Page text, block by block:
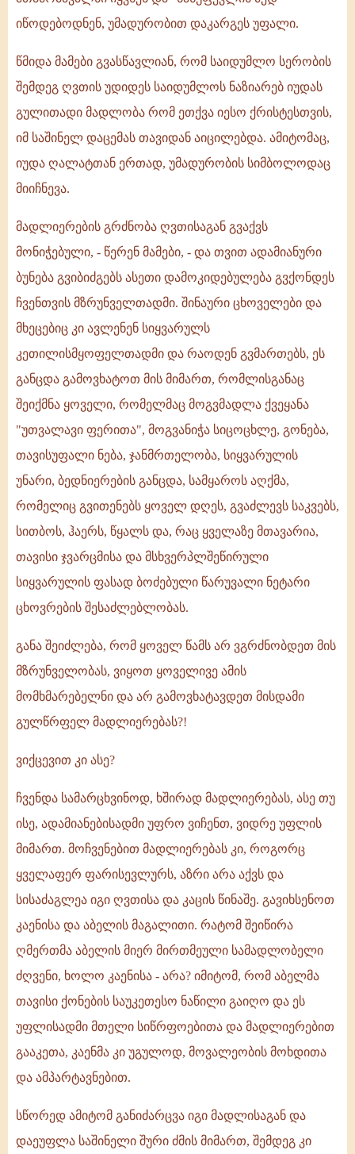
იწოდებოდნენ, უმადურობით დაკარგეს უფალი.
წმიდა მამები გვასწავლიან, რომ საიდუმლო სერობის
შემდეგ ღვთის უდიდეს საიდუმლოს ნაზიარებ იუდას
გულითადი მადლობა რომ ეთქვა იესო ქრისტესთვის,
იმ საშინელ დაცემას თავიდან აიცილებდა. ამიტომაც,
იუდა ღალატთან ერთად, უმადურობის სიმბოლოდაც
მიიჩნევა.
მადლიერების გრძნობა ღვთისაგან გვაქვს
მონიჭებული, - წერენ მამები, - და თვით ადამიანური
ბუნება გვიბიძგებს ასეთი დამოკიდებულება გვქონდეს
ჩვენთვის მზრუნველთადმი. შინაური ცხოველები და
მხეცებიც კი ავლენენ სიყვარულს
კეთილისმყოფელთადმი და რაოდენ გვმართებს, ეს
განცდა გამოვხატოთ მის მიმართ, რომლისგანაც
შეიქმნა ყოველი, რომელმაც მოგვმადლა ქვეყანა
"უთვალავი ფერითა", მოგვანიჭა სიცოცხლე, გონება,
თავისუფალი ნება, ჯანმრთელობა, სიყვარულის
უნარი, ბედნიერების განცდა, სამყაროს აღქმა,
რომელიც გვითენებს ყოველ დღეს, გვაძლევს საკვებს,
სითბოს, ჰაერს, წყალს და, რაც ყველაზე მთავარია,
თავისი ჯვარცმისა და მსხვერპლშეწირული
სიყვარულის ფასად ბოძებული წარუვალი ნეტარი
ცხოვრების შესაძლებლობას.
განა შეიძლება, რომ ყოველ წამს არ ვგრძნობდეთ მის
მზრუნველობას, ვიყოთ ყოველივე ამის
მომხმარებელნი და არ გამოვხატავდეთ მისდამი
გულწრფელ მადლიერებას?!
ვიქცევით კი ასე?
ჩვენდა სამარცხვინოდ, ხშირად მადლიერებას, ასე თუ
ისე, ადამიანებისადმი უფრო ვიჩენთ, ვიდრე უფლის
მიმართ. მოჩვენებით მადლიერებას კი, როგორც
ყველაფერ ფარისევლურს, აზრი არა აქვს და
სისაძაგლეა იგი ღვთისა და კაცის წინაშე. გავიხსენოთ
კაენისა და აბელის მაგალითი. რატომ შეიწირა
ღმერთმა აბელის მიერ მირთმეული სამადლობელი
ძღვენი, ხოლო კაენისა - არა? იმიტომ, რომ აბელმა
თავისი ქონების საუკეთესო ნაწილი გაიღო და ეს
უფლისადმი მთელი სიწრფოებითა და მადლიერებით
გააკეთა, კაენმა კი უგულოდ, მოვალეობის მოხდითა
და ამპარტავნებით.
სწორედ ამიტომ განიძარცვა იგი მადლისაგან და
დაეუფლა საშინელი შური ძმის მიმართ, შემდეგ კი